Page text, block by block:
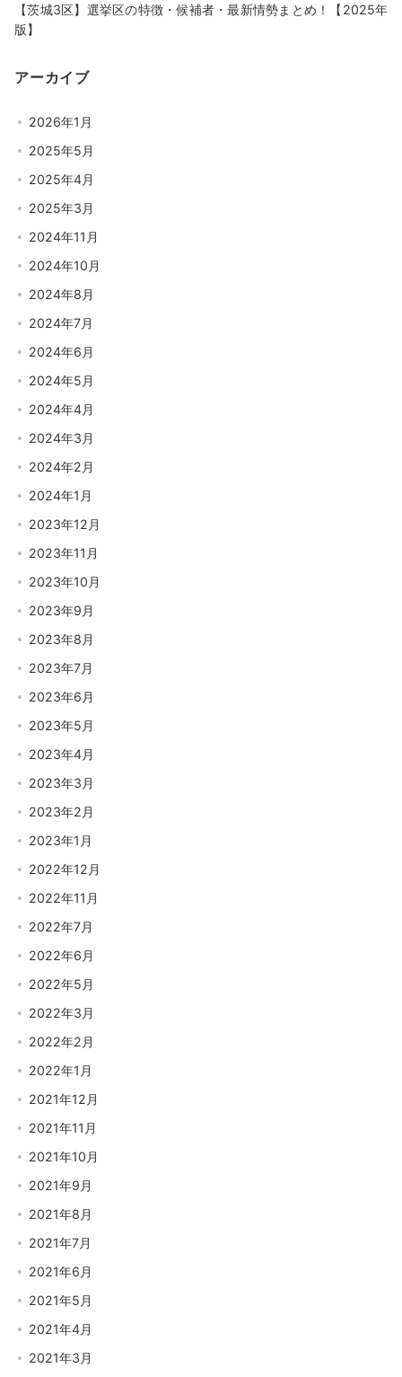
【茨城3区】選挙区の特徴・候補者・最新情勢まとめ！【2025年
版】
アーカイブ
2026年1月
2025年5月
2025年4月
2025年3月
2024年11月
2024年10月
2024年8月
2024年7月
2024年6月
2024年5月
2024年4月
2024年3月
2024年2月
2024年1月
2023年12月
2023年11月
2023年10月
2023年9月
2023年8月
2023年7月
2023年6月
2023年5月
2023年4月
2023年3月
2023年2月
2023年1月
2022年12月
2022年11月
2022年7月
2022年6月
2022年5月
2022年3月
2022年2月
2022年1月
2021年12月
2021年11月
2021年10月
2021年9月
2021年8月
2021年7月
2021年6月
2021年5月
2021年4月
2021年3月